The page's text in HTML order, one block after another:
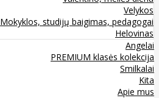
Velykos
Mokyklos, studijų baigimas, pedagogai
Helovinas
Angelai
PREMIUM klasės kolekcija
Smilkalai
Kita
Apie mus